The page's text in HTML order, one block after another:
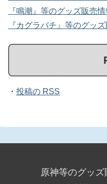
『鳴潮』等のグッズ販売情
『カグラバチ』等のグッ
・ 投稿の RSS
原神等のグッズ